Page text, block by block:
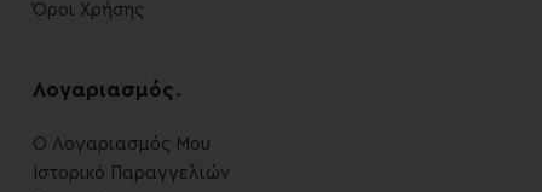
Όροι Χρήσης
Λογαριασμός .
Ο Λογαριασμός Μου
Ιστορικό Παραγγελιών